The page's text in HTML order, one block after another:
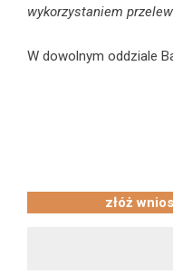
wykorzystaniem
W dowolnym oddziale
złóż